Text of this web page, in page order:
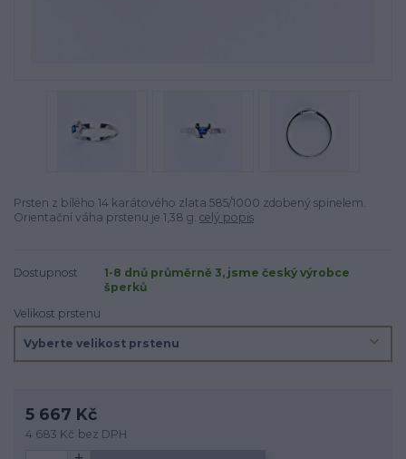
Prsten z bílého 14 karátového zlata 585/1000 zdobený spinelem.
Orientační váha prstenu je 1,38 g. celý popis
Dostupnost
1-8 dnů průměrně 3, jsme český výrobce
šperků
Velikost prstenu
5 667 Kč
4 683 Kč bez DPH